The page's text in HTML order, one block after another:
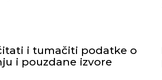
i tumačiti podatke o
i pouzdane izvore